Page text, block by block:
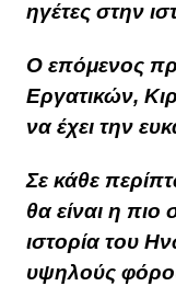
ηγέτες στην
Ο επόμενος
Εργατικών,
να έχει την
Σε κάθε
θα είναι η πιο
ιστορία του
υψηλούς